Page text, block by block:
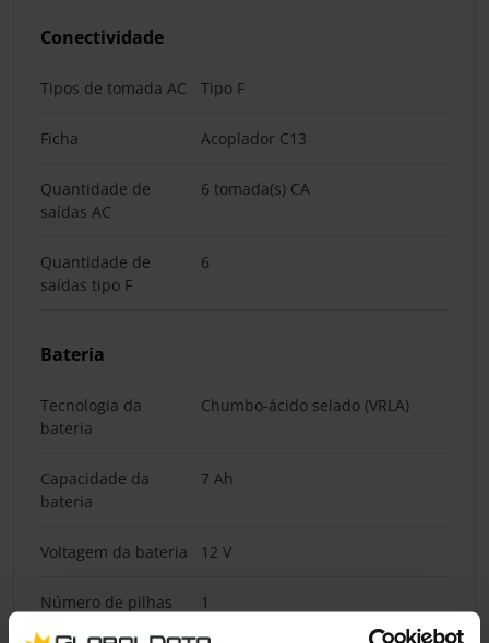
Conectividade
Tipos de tomada AC Tipo F
Ficha Acoplador C13
Quantidade de
saídas AC
6 tomada(s) CA
Quantidade de
saídas tipo F
6
Bateria
Tecnologia da
bateria
Chumbo-ácido selado (VRLA)
Capacidade da
bateria
7 Ah
Voltagem da bateria 12 V
Número de pilhas 1